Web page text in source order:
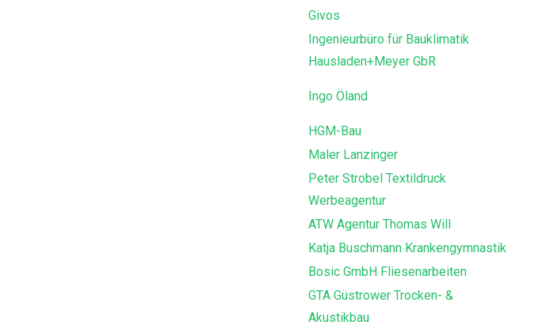
Givos
Ingenieurbüro für Bauklimatik
Hausladen+Meyer GbR
Ingo Öland
HGM-Bau
Maler Lanzinger
Peter Strobel Textildruck
Werbeagentur
ATW Agentur Thomas Will
Katja Buschmann Krankengymnastik
Bosic GmbH Fliesenarbeiten
GTA Güstrower Trocken- &
Akustikbau